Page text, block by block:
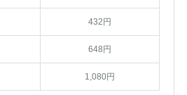
432円
648円
1,080円